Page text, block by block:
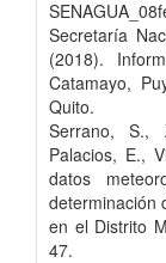
Secretaría
(2018).
Catamayo,
Quito.
Serrano, S.,
Palacios, E.,
datos
determinación
en el Distrito
47.